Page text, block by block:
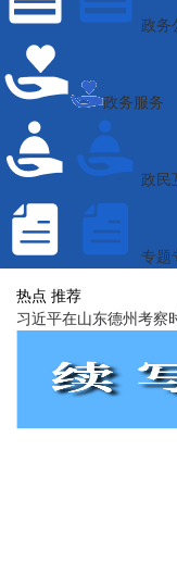
政务
政务服务
政民
专题
热点 推荐
习近平在山东德州考察